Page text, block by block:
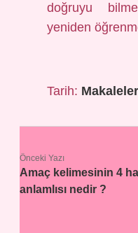
doğruyu
yeniden
Tarih: Makaleler
Önceki Yazı
Amaç kelimesinin 4
anlamlısı nedir ?